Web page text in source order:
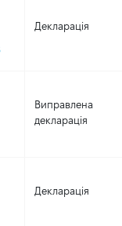
Декларація
Виправлена
декларація
Декларація